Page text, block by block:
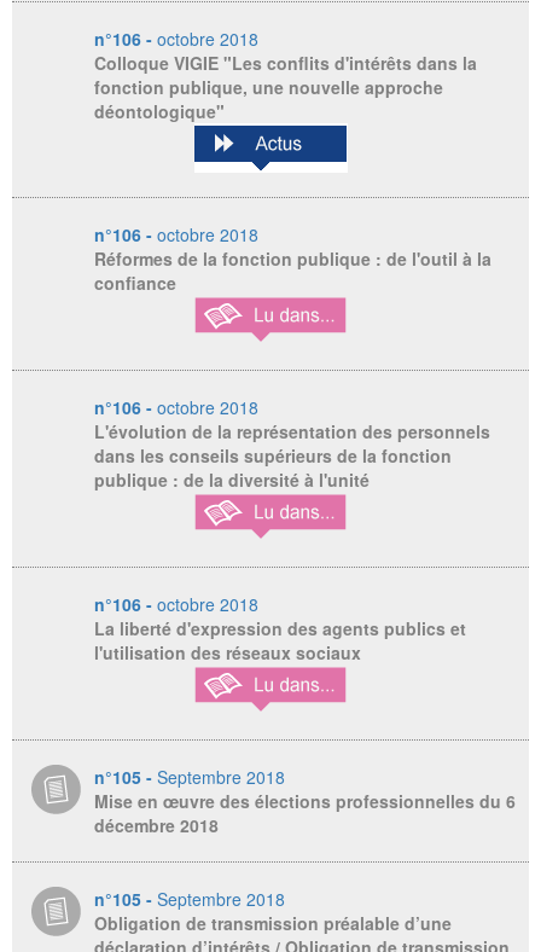
n°106 - octobre 2018
Colloque VIGIE "Les conflits d'intérêts dans la
fonction publique, une nouvelle approche
déontologique"
n°106 - octobre 2018
Réformes de la fonction publique : de l'outil à la
confiance
n°106 - octobre 2018
L'évolution de la représentation des personnels
dans les conseils supérieurs de la fonction
publique : de la diversité à l'unité
n°106 - octobre 2018
La liberté d'expression des agents publics et
l'utilisation des réseaux sociaux
n°105 - Septembre 2018
Mise en œuvre des élections professionnelles du 6
décembre 2018
n°105 - Septembre 2018
Obligation de transmission préalable d’une